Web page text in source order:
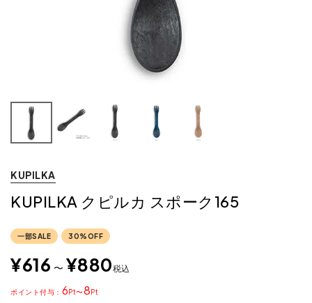
KUPILKA
KUPILKA クピルカ スポーク165
一部SALE 30%OFF
¥616 〜 ¥880税込
6 〜8
ポイント